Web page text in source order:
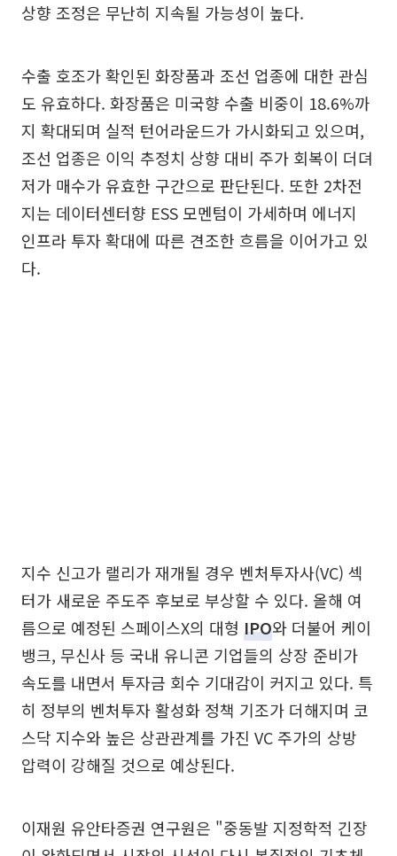
상향 조정은 무난히 지속될 가능성이 높다.
수출 호조가 확인된 화장품과 조선 업종에 대한 관심
도 유효하다. 화장품은 미국향 수출 비중이 18.6%까
지 확대되며 실적 턴어라운드가 가시화되고 있으며,
조선 업종은 이익 추정치 상향 대비 주가 회복이 더뎌
저가 매수가 유효한 구간으로 판단된다. 또한 2차전
지는 데이터센터향 ESS 모멘텀이 가세하며 에너지
인프라 투자 확대에 따른 견조한 흐름을 이어가고 있
다.
지수 신고가 랠리가 재개될 경우 벤처투자사(VC) 섹
터가 새로운 주도주 후보로 부상할 수 있다. 올해 여
름으로 예정된 스페이스X의 대형 IPO와 더불어 케이
뱅크, 무신사 등 국내 유니콘 기업들의 상장 준비가
속도를 내면서 투자금 회수 기대감이 커지고 있다. 특
히 정부의 벤처투자 활성화 정책 기조가 더해지며 코
스닥 지수와 높은 상관관계를 가진 VC 주가의 상방
압력이 강해질 것으로 예상된다.
이재원 유안타증권 연구원은 "중동발 지정학적 긴장